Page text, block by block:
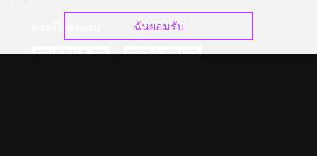
ฉันยอมรับ